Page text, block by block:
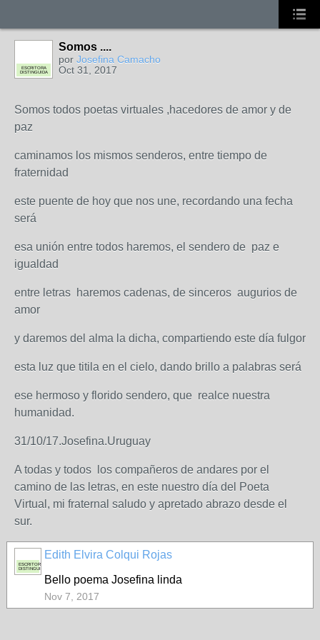
ESCRITORA
DISTINGUIDA
Somos ....
por Josefina Camacho
Oct 31, 2017
Somos todos poetas virtuales ,hacedores de amor y de
paz
caminamos los mismos senderos, entre tiempo de
fraternidad
este puente de hoy que nos une, recordando una fecha
será
esa unión entre todos haremos, el sendero de paz e
igualdad
entre letras haremos cadenas, de sinceros augurios de
amor
y daremos del alma la dicha, compartiendo este día fulgor
esta luz que titila en el cielo, dando brillo a palabras será
ese hermoso y florido sendero, que realce nuestra
humanidad.
31/10/17.Josefina.Uruguay
A todas y todos los compañeros de andares por el
camino de las letras, en este nuestro día del Poeta
Virtual, mi fraternal saludo y apretado abrazo desde el
sur.
ESCRITORA
DISTINGUIDA
Edith Elvira Colqui Rojas
Bello poema Josefina linda
Nov 7, 2017